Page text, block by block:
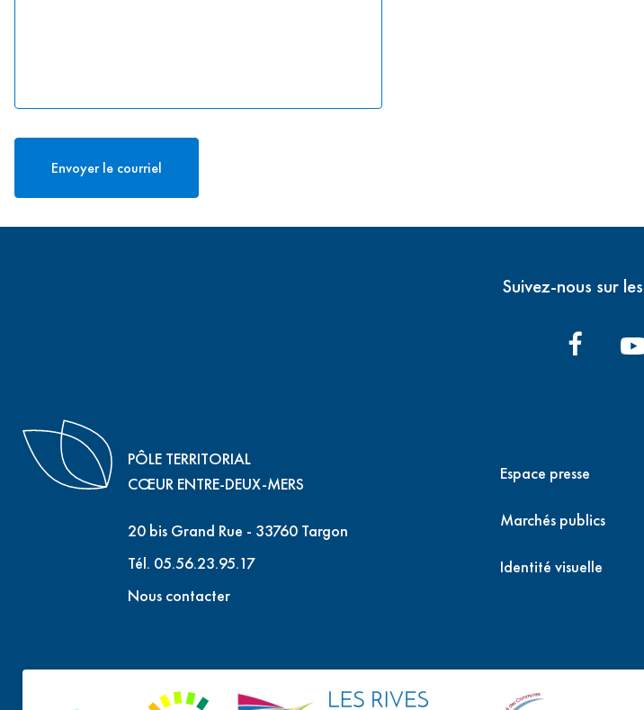
Suivez-nous sur
PÔLE TERRITORIAL
CŒUR ENTRE-DEUX-MERS
20 bis Grand Rue - 33760 Targon
Tél. 05.56.23.95.17
Nous contacter
Espace presse
Marchés publics
Identité visuelle